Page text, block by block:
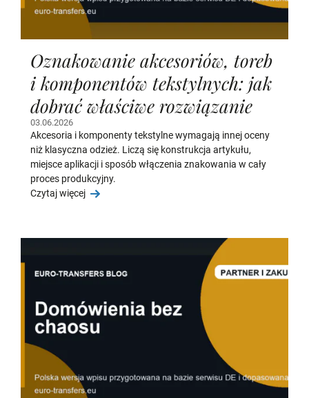
Oznakowanie akcesoriów, toreb
i komponentów tekstylnych: jak
dobrać właściwe rozwiązanie
03.06.2026
Akcesoria i komponenty tekstylne wymagają innej oceny
niż klasyczna odzież. Liczą się konstrukcja artykułu,
miejsce aplikacji i sposób włączenia znakowania w cały
proces produkcyjny.
Czytaj więcej